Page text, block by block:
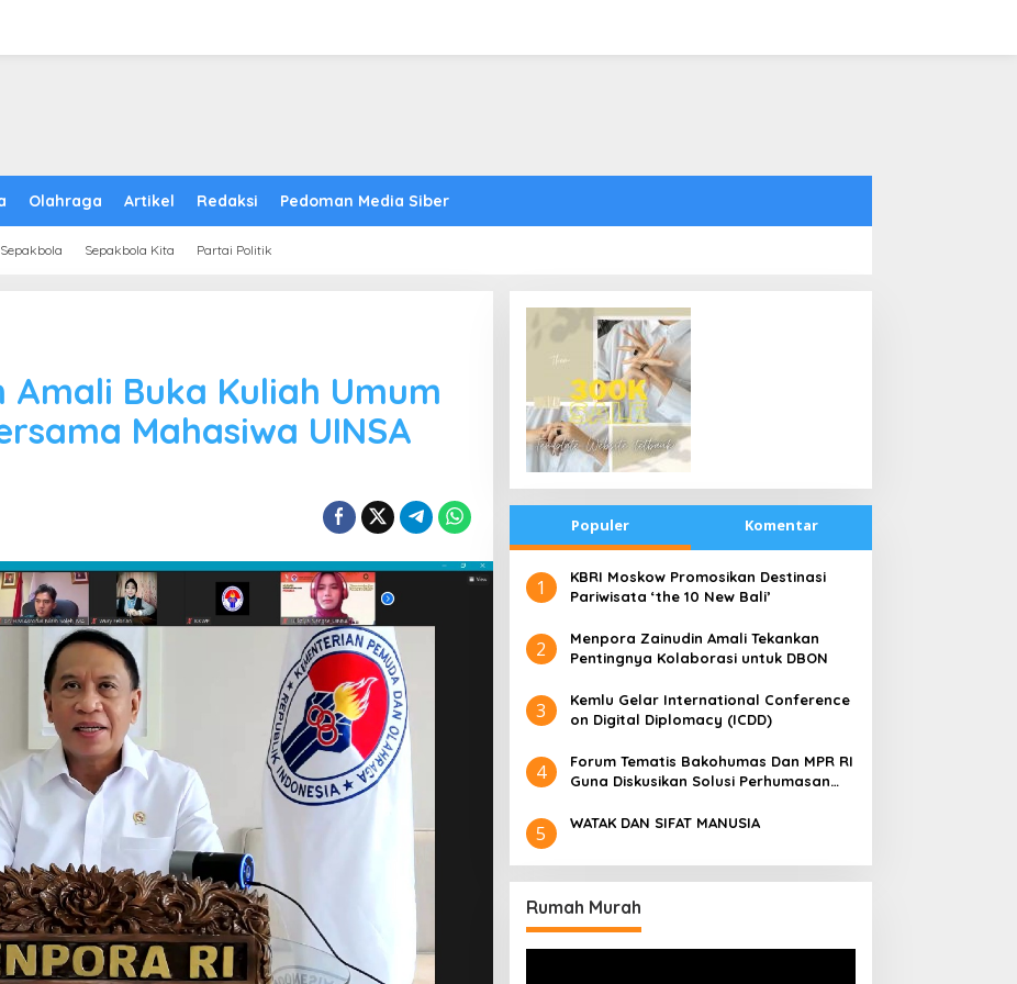
Olahraga Artikel Redaksi Pedoman Media Siber
Sepakbola Sepakbola Kita Partai Politik
Amali Buka Kuliah Umum
Mahasiwa UINSA
Populer Komentar
1
​KBRI Moskow Promosikan Destinasi
Pariwisata ‘the 10 New Bali’
2
​Menpora Zainudin Amali Tekankan
Pentingnya Kolaborasi untuk DBON
3
​Kemlu Gelar International Conference
on Digital Diplomacy (ICDD)
4
Forum Tematis Bakohumas Dan MPR RI
Guna Diskusikan Solusi Perhumasan
Masing
5 WATAK DAN SIFAT MANUSIA
Rumah Murah